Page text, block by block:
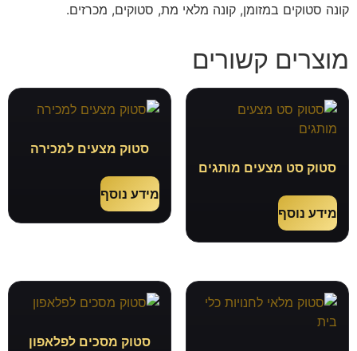
קונה סטוקים במזומן, קונה מלאי מת, סטוקים, מכרזים.
מוצרים קשורים
סטוק סט מצעים מותגים
מידע נוסף
סטוק מצעים למכירה
מידע נוסף
סטוק מסכים לפלאפון